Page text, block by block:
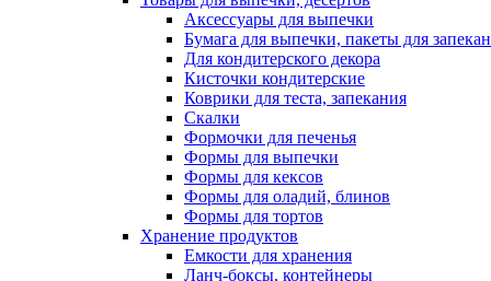
Аксессуары для выпечки
Бумага для выпечки, пакеты для
Для кондитерского декора
Кисточки кондитерские
Коврики для теста, запекания
Скалки
Формочки для печенья
Формы для выпечки
Формы для кексов
Формы для оладий, блинов
Формы для тортов
Хранение продуктов
Емкости для хранения
Ланч-боксы, контейнеры